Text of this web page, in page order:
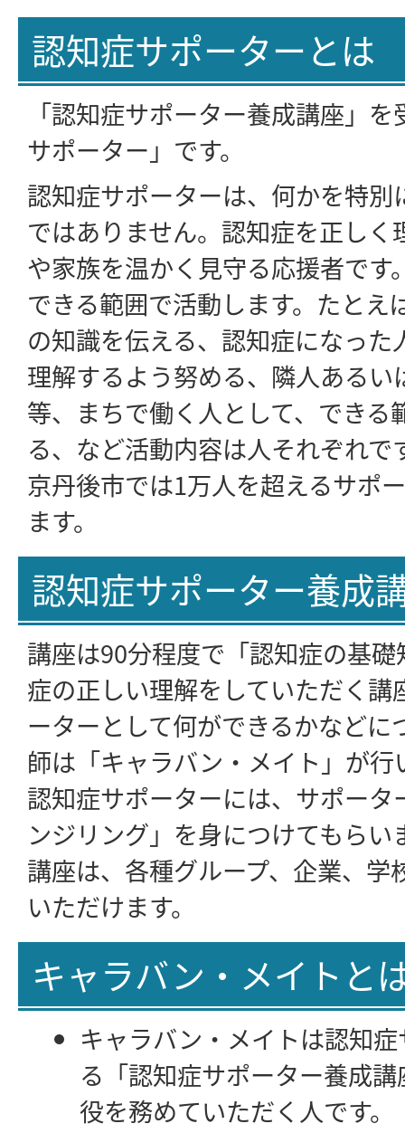
認知症サポーターとは
「認知症サポーター養成講座」
サポーター」です。
認知症サポーターは、何かを特別
ではありません。認知症を正し
や家族を温かく見守る応援者です
できる範囲で活動します。たとえ
の知識を伝える、認知症になっ
理解するよう努める、隣人あるい
等、まちで働く人として、できる
る、など活動内容は人それぞれで
京丹後市では1万人を超えるサポ
ます。
認知症サポーター養成
講座は90分程度で「認知症の基
症の正しい理解をしていただく講
ーターとして何ができるかなどに
師は「キャラバン・メイト」が行
認知症サポーターには、サポー
ンジリング」を身につけてもらい
講座は、各種グループ、企業、学
いただけます。
キャラバン・メイトと
キャラバン・メイトは認知
る「認知症サポーター養成
役を務めていただく人です。